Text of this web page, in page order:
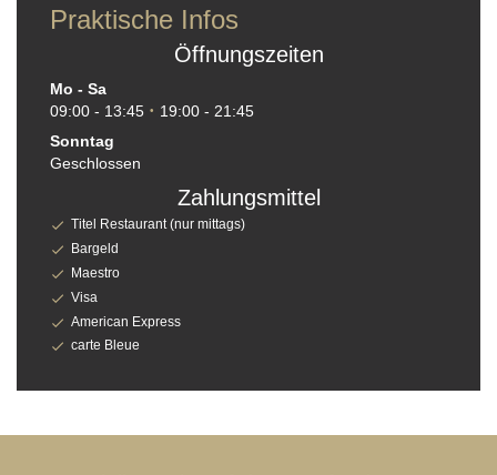
Praktische Infos
Öffnungszeiten
Mo - Sa
09:00 - 13:45 •
19:00 - 21:45
Sonntag
Geschlossen
Zahlungsmittel
Titel Restaurant (nur mittags)
Bargeld
Maestro
Visa
American Express
carte Bleue